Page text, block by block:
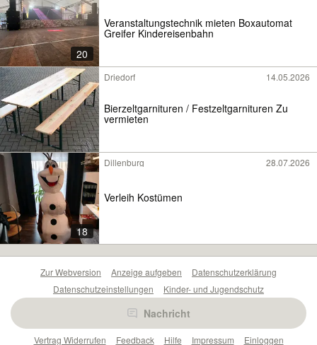
20
Veranstaltungstechnik mieten Boxautomat
Greifer Kindereisenbahn
Driedorf 14.05.2026
Bierzeltgarnituren / Festzeltgarnituren Zu
vermieten
18
Dillenburg 28.07.2026
Verleih Kostümen
Nachricht
Zur Webversion Anzeige aufgeben
Datenschutzerklärung
Datenschutzeinstellungen
Kinder- und Jugendschutz
Barrierefreiheitserklärung
Vertrag Widerrufen
Feedback Hilfe Impressum Einloggen